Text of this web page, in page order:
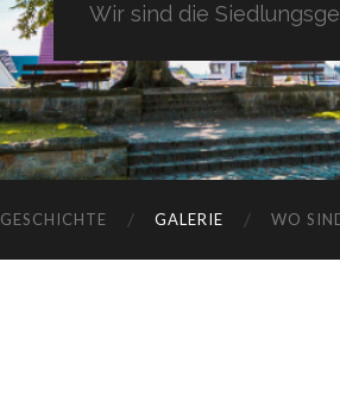
Wir sind die
GESCHICHTE GALERIE WO